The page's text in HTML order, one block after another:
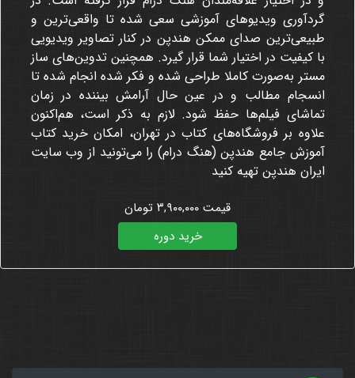
گردآوری ویدیوهای آموزشی سعی شده تا واقعی‌ترین و
طبیعی‌ترین صدای ممکن هندپن در کنار تصاویر ویدیویی
با کیفیت در اختیار شما قرار گیرد. همچنین تدوین‌های ساز
مستر به‌صورت کاملا طراحی شده و فکر شده انجام شده تا
انسجام مطالب و در عین حال آرامش بیننده در زمان
تماشای فیلم‌ها حفظ شود. لازم به ذکر است، هم‌اکنون
علاوه بر فروشگاه‌های کتاب در تهران، امکان خرید کتاب
آموزش جامع هندپن (هنگ درام) را می‌تونید از وب سایت
ایران هندپن تهیه کنید
قیمت ۳,۹۰۰,۰۰۰ تومان
خرید دوره